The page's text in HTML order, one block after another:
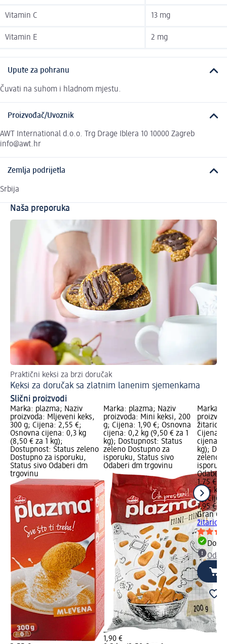
Vitamin C 13 mg
Vitamin E 2 mg
Upute za pohranu
Čuvati na suhom i hladnom mjestu.
Proizvođač/Uvoznik
AWT International d.o.o. Trg Drage Iblera 10 10000 Zagreb
info@awt.hr
Zemlja podrijetla
Srbija
Naša preporuka
Praktični keksi za brzi doručak
Keksi za doručak sa zlatnim lanenim sjemenkama
Slični proizvodi
Marka: plazma; Naziv
proizvoda: Mljeveni keks,
300 g; Cijena: 2,55 €;
Osnovna cijena: 0,3 kg
(8,50 € za 1 kg);
Dostupnost: Status zeleno
Dostupno za isporuku,
Status sivo Odaberi dm
trgovinu
Marka: plazma; Naziv
proizvoda: Mini keksi, 200
g; Cijena: 1,90 €; Osnovna
cijena: 0,2 kg (9,50 € za 1
kg); Dostupnost: Status
zeleno Dostupno za
isporuku, Status sivo
Odaberi dm trgovinu
1,90 €
Marka:
Cijena:
cijena:
kg);
zeleno
Odaberi
1,75 €
0,25 kg
kg)
1,95 €
Gran